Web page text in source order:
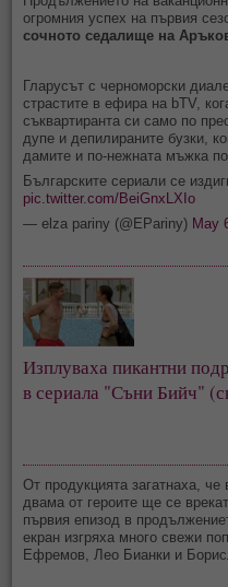
огромния успех на първия
сочното седалище на
Гларусът с черноморски
страстите в ефира на bTV,
съквартиранта си само по
дупе и депилираните бузки,
дамите и по-нежната мъжка
Българските сериали се
pic.twitter.com/BeiGnxLXIo
— elza pariny (@EPariny) May
Изплуваха пикантни
в сериала "Съни Бийч"
От продукцията загатнаха, че
двама от героите ще се
първия епизод в
екран изгряха много свежи
Ефремов, Лео Бианки и